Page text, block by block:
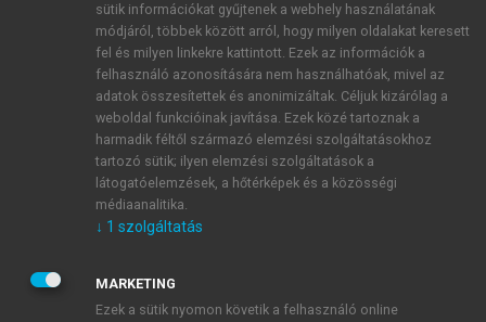
ÚJ FIÓK LÉTREHOZÁSA
1 óra díjmentes hozzáférés
E-MAIL-CÍM
JELSZÓ
sütik információkat gyűjtenek a webhely használatának
módjáról, többek között arról, hogy milyen oldalakat keresett
fel és milyen linkekre kattintott. Ezek az információk a
felhasználó azonosítására nem használhatóak, mivel az
adatok összesítettek és anonimizáltak. Céljuk kizárólag a
weboldal funkcióinak javítása. Ezek közé tartoznak a
harmadik féltől származó elemzési szolgáltatásokhoz
tartozó sütik; ilyen elemzési szolgáltatások a
látogatóelemzések, a hőtérképek és a közösségi
médiaanalitika.
↓ 1 szolgáltatás
MARKETING
Ezek a sütik nyomon követik a felhasználó online